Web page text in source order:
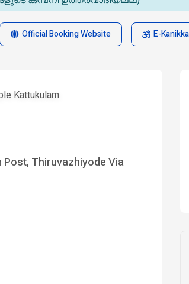
Official Booking Website E-
Kattukulam
Post, Thiruvazhiyode Via